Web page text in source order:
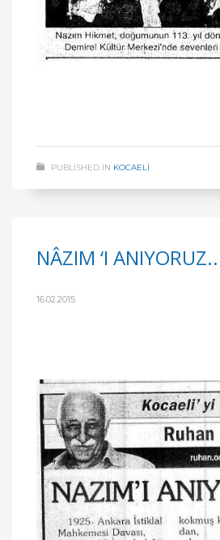
PUBLISHED IN KOCAELİ
NÂZIM ‘I ANIYORUZ..
16.02.2015